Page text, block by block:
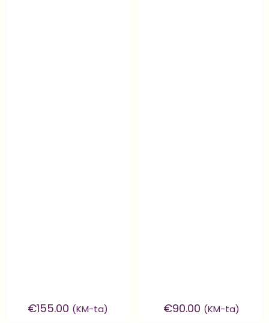
€155.00 (KM-ta) €90.00 (KM-ta)